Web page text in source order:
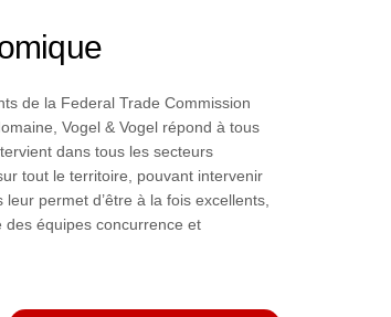
de la Federal Trade Commission
Vogel & Vogel répond à tous
dans tous les secteurs
tout le territoire, pouvant intervenir
permet d’être à la fois excellents,
des équipes concurrence et